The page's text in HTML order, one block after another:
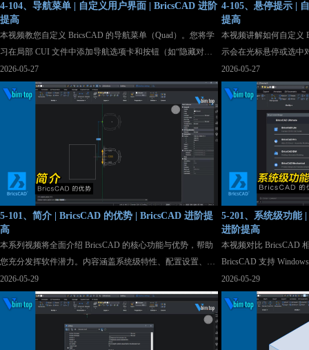
4-104、导航菜单 | 自定义用户界面 | BricsCAD 进阶
提高
本视频教您自定义 BricsCAD 的导航菜单（Quad）。您将学
习在局部 CUI 文件中添加导航选项卡和按钮（如“隐藏对
象”），并通过设置实体过滤器，控制按钮仅在选中特定对
象类型（如圆弧）时显示。视频演示了如何调整属性、添加
对象类型过滤器，以及测试无选择与选中状态下的菜单效
果。最后强调将自定义内容保存在局部 CUI 文件中的最佳实
2026-05-27
4-105、悬停提示 |
提高
本视频讲解如何自定义
示会在光标悬停或选中
共有属性。自定义需在
框的“属性”选项卡中
侧勾选要显示的属性
在对象上即可看到自
HYPERLINK 命令为
2026-05-27
5-101、简介 | BricsCAD 的优势 | BricsCAD 进阶提
高
本系列视频将全面介绍 BricsCAD 的核心功能与优势，帮助
您充分发挥软件潜力。内容涵盖系统级特性、配置设置、简
化重复任务的设计工具、动态辅助（如导航菜单和操控
器）、动态 UCS 与 3D 约束、高效数据管理（提取图块、结
构面板）、高级绘图工具（自适应网格捕捉）以及优化命令
（纠正二维/三维实体不准确处）。视频可按任意顺序观看，
每集附带知识库与帮助文档链接，适合各阶段用户提升
2026-05-29
5-201、系统级功能
进阶提高
本视频对比 BricsCAD
BricsCAD 支持
功能一致，可无缝切换
件要求更低，运行更
持30天离线漫游）和
久许可。BricsCAD
高质量 3D 数据交换，
2026-05-29